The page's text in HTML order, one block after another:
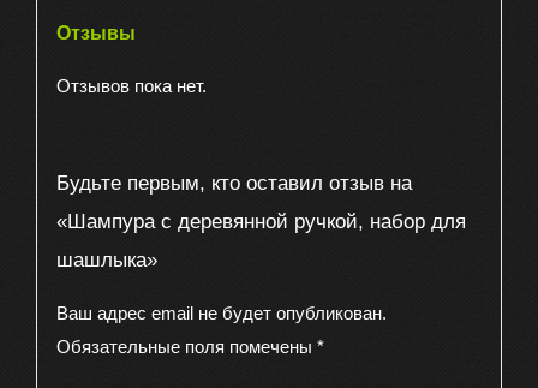
Отзывы
Отзывов пока нет.
Будьте первым, кто оставил отзыв на
«Шампура с деревянной ручкой, набор для
шашлыка»
Ваш адрес email не будет опубликован.
Обязательные поля помечены *